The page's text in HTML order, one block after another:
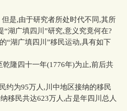
是,由于研究者所处时代不同,其所
湖广填四川”研究,意义究竟何在?
湖广填四川”移民运动,具有如下
隆四十一年(1776年)为止,前后共
为95万人,川中地区接纳的移民
移民共达623万人,占是年四川总人